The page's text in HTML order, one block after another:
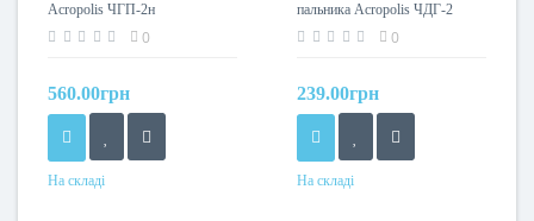
Acropolis ЧГП-2н
0
560.00грн
На складі
пальника Acropolis ЧДГ-2
0
239.00грн
На складі